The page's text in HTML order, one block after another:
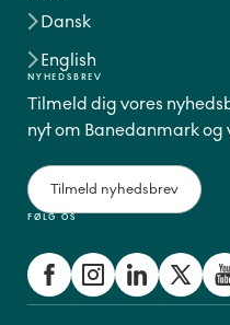
Dansk
English
FØLG OS
NYHEDSBREV
Tilmeld dig vores
nyt om Banedanmark og
Tilmeld nyhedsbrev